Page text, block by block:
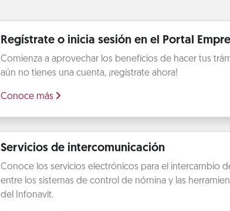
Regístrate o inicia sesión en el Portal
Comienza a aprovechar los beneficios de hacer tus
aún no tienes una cuenta, ¡regístrate ahora!
Conoce más
Servicios de intercomunicación
Conoce los servicios electrónicos para el intercambio
entre los sistemas de control de nómina y las
del Infonavit.